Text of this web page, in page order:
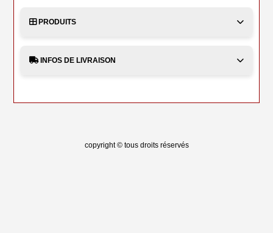
PRODUITS
INFOS DE LIVRAISON
copyright © tous droits réservés